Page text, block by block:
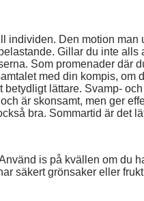
individen. Den motion man
Gillar du inte alls
Som promenader där
med din kompis, om
lättare. Svamp-
är skonsamt, men ger
bra. Sommartid är det
is på kvällen om du
säkert grönsaker eller